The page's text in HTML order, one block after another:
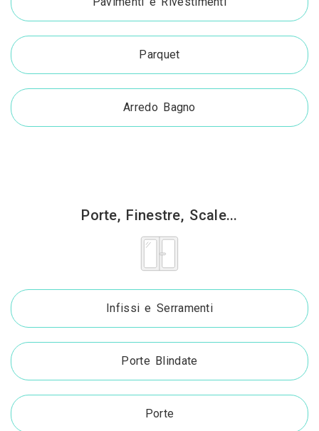
Parquet
Arredo Bagno
Porte, Finestre, Scale...
Infissi e Serramenti
Porte Blindate
Porte